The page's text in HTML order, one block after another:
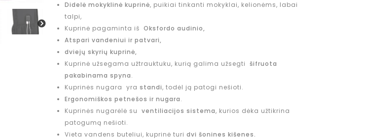
Didelė mokyklinė kuprinė, puikiai tinkanti mokyklai, kelionėms, labai
talpi,
Kuprinė pagaminta iš Oksfordo audinio,
Atspari vandeniui ir patvari,
dviejų skyrių kuprinė,
Kuprinė užsegama užtrauktuku, kurią galima užsegti šifruota
pakabinama spyna.
Kuprinės nugara yra standi, todėl ją patogi nešioti.
Ergonomiškos petnešos ir nugara.
Kuprinės nugarėlė su ventiliacijos sistema, kurios dėka užtikrina
patogumą nešioti.
Vieta vandens buteliui, kuprinė turi dvi šonines kišenes.